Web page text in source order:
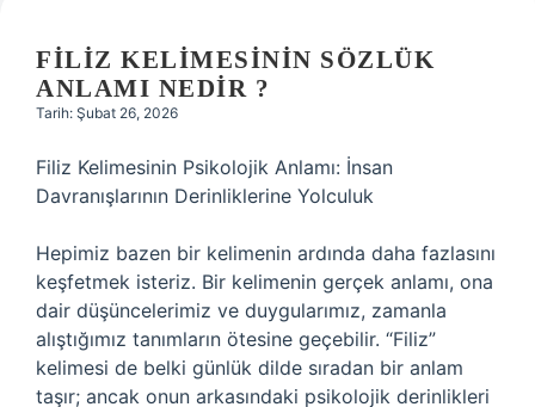
Hakkımızda
FILIZ KELIMESININ SÖZLÜK
ANLAMI NEDIR ?
Tarih: Şubat 26, 2026
Filiz Kelimesinin Psikolojik Anlamı: İnsan
Davranışlarının Derinliklerine Yolculuk
Hepimiz bazen bir kelimenin ardında daha fazlasını
keşfetmek isteriz. Bir kelimenin gerçek anlamı, ona
dair düşüncelerimiz ve duygularımız, zamanla
alıştığımız tanımların ötesine geçebilir. “Filiz”
kelimesi de belki günlük dilde sıradan bir anlam
taşır; ancak onun arkasındaki psikolojik derinlikleri